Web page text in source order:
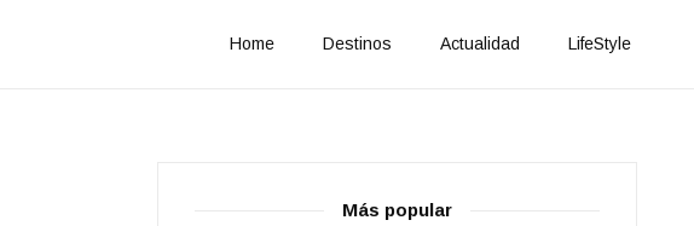
Home Destinos Actualidad LifeStyle
Más popular